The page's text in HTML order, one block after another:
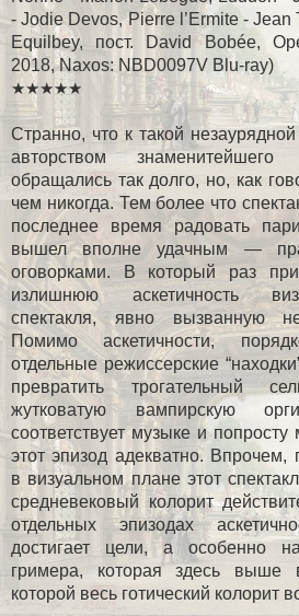
- Jodie Devos, Pierre l’Ermite -
Equilbey, пост. David Bobée,
2018, Naxos: NBD0097V Blu-ray)
★★★★★
Странно, что к такой
авторством
обращались так долго, но, как
чем никогда. Тем более что
последнее время радовать
вышел вполне удачным —
оговорками. В который раз
излишнюю аскетичность
спектакля, явно вызванную
Помимо аскетичности,
отдельные режиссерские
превратить трогательный
жутковатую вампирскую
соответствует музыке и
этот эпизод адекватно. Впрочем,
в визуальном плане этот
средневековый колорит
отдельных эпизодах
достигает цели, а особенно
гримера, которая здесь выше
которой весь готический колорит